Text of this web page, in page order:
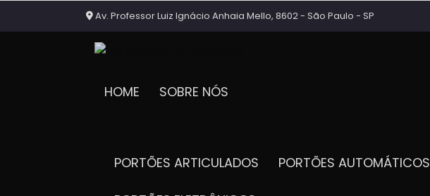
Av. Professor Luiz Ignácio Anhaia Mello, 8602 - São Paulo - SP
HOME SOBRE NÓS
PORTÕES ARTICULADOS
PORTÕES AUTOMÁTICOS